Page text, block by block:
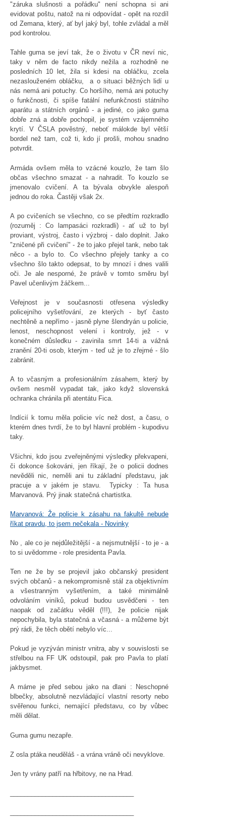
"záruka slušnosti a pořádku" není schopna si ani
evidovat poštu, natož na ni odpovídat - opět na rozdíl
od Zemana, který, ať byl jaký byl, tohle zvládal a měl
pod kontrolou.
Tahle guma se jeví tak, že o životu v ČR neví nic,
taky v něm de facto nikdy nežila a rozhodně ne
posledních 10 let, žila si kdesi na obláčku, zcela
nezaslouženém obláčku, a o situaci běžných lidí u
nás nemá ani potuchy. Co horšího, nemá ani potuchy
o funkčnosti, či spíše fatální nefunkčnosti státního
aparátu a státních orgánů - a jediné, co jako guma
dobře zná a dobře pochopil, je systém vzájemného
krytí. V ČSLA pověstný, neboť málokde byl větší
bordel než tam, což ti, kdo jí prošli, mohou snadno
potvrdit.
Armáda ovšem měla to vzácné kouzlo, že tam šlo
občas všechno smazat - a nahradit. To kouzlo se
jmenovalo cvičení. A ta bývala obvykle alespoň
jednou do roka. Častěji však 2x.
A po cvičeních se všechno, co se předtím rozkradlo
(rozuměj : Co lampasáci rozkradli) - ať už to byl
proviant, výstroj, často i výzbroj - dalo doplnit. Jako
"zničené při cvičení" - že to jako přejel tank, nebo tak
něco - a bylo to. Co všechno přejely tanky a co
všechno šlo takto odepsat, to by mnozí i dnes valili
oči. Je ale nesporné, že právě v tomto směru byl
Pavel učenlivým žáčkem...
Veřejnost je v současnosti otřesena výsledky
policejního vyšetřování, ze kterých - byť často
nechtěně a nepřímo - jasně plyne šlendryán u policie,
lenost, neschopnost velení i kontroly, jež - v
konečném důsledku - zavinila smrt 14-ti a vážná
zranění 20-ti osob, kterým - teď už je to zřejmé - šlo
zabránit.
A to včasným a profesionálním zásahem, který by
ovšem nesměl vypadat tak, jako když slovenská
ochranka chránila při atentátu Fica.
Indícií k tomu měla policie víc než dost, a času, o
kterém dnes tvrdí, že to byl hlavní problém - kupodivu
taky.
Všichni, kdo jsou zveřejněnými výsledky překvapeni,
či dokonce šokováni, jen říkají, že o policii dodnes
nevěděli nic, neměli ani tu základní představu, jak
pracuje a v jakém je stavu. Typicky : Ta husa
Marvanová. Prý jinak statečná chartistka.
Marvanová: Že policie k zásahu na fakultě nebude
říkat pravdu, to jsem nečekala - Novinky
No , ale co je nejdůležitější - a nejsmutnější - to je - a
to si uvědomme - role presidenta Pavla.
Ten ne že by se projevil jako občanský president
svých občanů - a nekompromisně stál za objektivním
a všestranným vyšetřením, a také minimálně
odvoláním viníků, pokud budou usvědčeni - ten
naopak od začátku věděl (!!!), že policie nijak
nepochybila, byla statečná a včasná - a můžeme být
prý rádi, že těch obětí nebylo víc...
Pokud je vyzýván ministr vnitra, aby v souvislosti se
střelbou na FF UK odstoupil, pak pro Pavla to platí
jakbysmet.
A máme je před sebou jako na dlani : Neschopné
blbečky, absolutně nezvládající vlastní resorty nebo
svěřenou funkci, nemající představu, co by vůbec
měli dělat.
Guma gumu nezapře.
Z osla ptáka neuděláš - a vrána vráně oči nevyklove.
Jen ty vrány patří na hřbitovy, ne na Hrad.